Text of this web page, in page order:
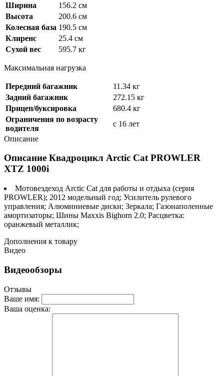
Ширина
156.2 см
Высота
200.6 см
Колесная база 190.5 см
Клиренс
25.4 см
Сухой вес
595.7 кг
Максимальная нагрузка
Передний багажник
11.34 кг
Задний багажник
272.15 кг
Прицеп/буксировка
680.4 кг
Ограничения по возрасту
водителя
с 16 лет
Описание
Описание Квадроцикл Arctic Cat PROWLER
XTZ 1000i
Мотовездеход Arctic Cat для работы и отдыха (серия
PROWLER); 2012 модельный год; Усилитель рулевого
управления; Алюминиевые диски; Зеркала; Газонаполенные
амортизаторы; Шины Maxxis Bighorn 2.0; Расцветка:
оранжевый металлик;
Дополнения к товару
Видео
Видеообзоры
Отзывы
Ваше имя:
Ваша оценка: